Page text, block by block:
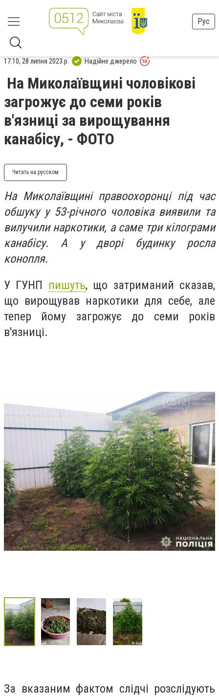
Рус
17:10, 28 липня 2023 р. Надійне джерело
На Миколаївщині чоловікові
загрожує до семи років
в'язниці за вирощування
канабісу, - ФОТО
Читать на русском
На Миколаївщині правоохоронці під час
обшуку у 53-річного чоловіка виявили та
вилучили наркотики, а саме три кілограми
канабісу. А у дворі будинку росла
конопля.
У ГУНП пишуть, що затриманий сказав,
що вирощував наркотики для себе, але
тепер йому загрожує до семи років
в'язниці.
За вказаним фактом слідчі розслідують